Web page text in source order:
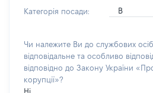
Категорія посади: В
Чи належите Ви до службових
відповідальне та особливо
відповідно до Закону України
корупції»?
Ні